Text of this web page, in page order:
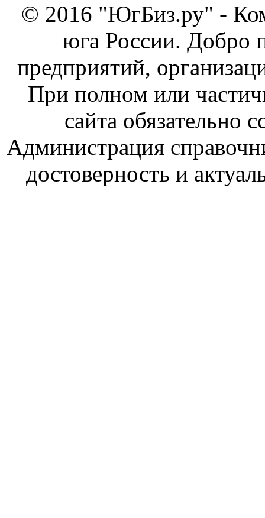
© 2016 "ЮгБиз.ру" -
юга России. Добро
предприятий,
При полном или
сайта обязательно
Администрация
достоверность и